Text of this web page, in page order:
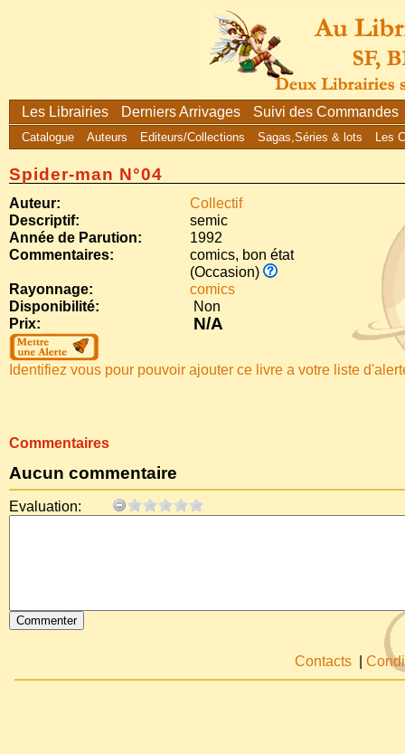
Les Librairies Derniers Arrivages Suivi des Commandes
Catalogue Auteurs Editeurs/Collections Sagas,Séries & lots Les
Spider-man N°04
Auteur:
Collectif
Descriptif:
semic
Année de Parution:
1992
Commentaires:
comics, bon état
(Occasion)
Rayonnage:
comics
Disponibilité:
Non
Prix:
N/A
Identifiez vous pour pouvoir ajouter ce livre a votre liste
Commentaires
Aucun commentaire
Evaluation:
Contacts |